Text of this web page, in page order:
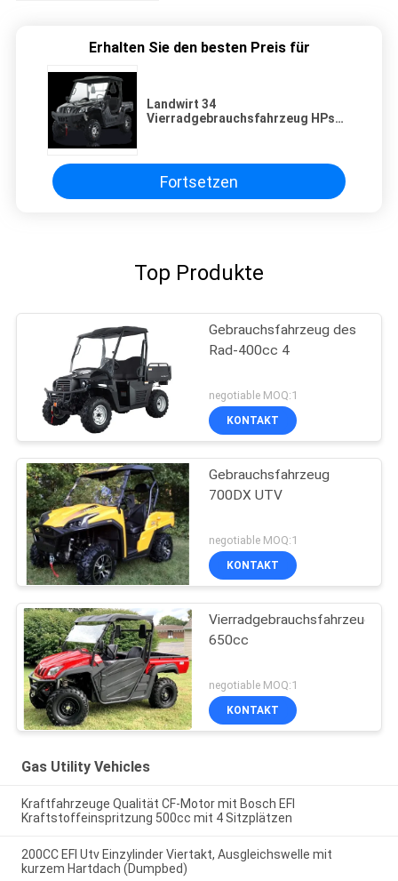
Erhalten Sie den besten Preis für
Landwirt 34
Vierradgebrauchsfahrzeug HPs
Fortsetzen
Top Produkte
Gebrauchsfahrzeug des
Rad-400cc 4
negotiable MOQ:1
KONTAKT
Gebrauchsfahrzeug
700DX UTV
negotiable MOQ:1
KONTAKT
Vierradgebrauchsfahrzeug
650cc
negotiable MOQ:1
KONTAKT
Gas Utility Vehicles
Kraftfahrzeuge Qualität CF-Motor mit Bosch EFI
Kraftstoffeinspritzung 500cc mit 4 Sitzplätzen
200CC EFI Utv Einzylinder Viertakt, Ausgleichswelle mit
kurzem Hartdach (Dumpbed)